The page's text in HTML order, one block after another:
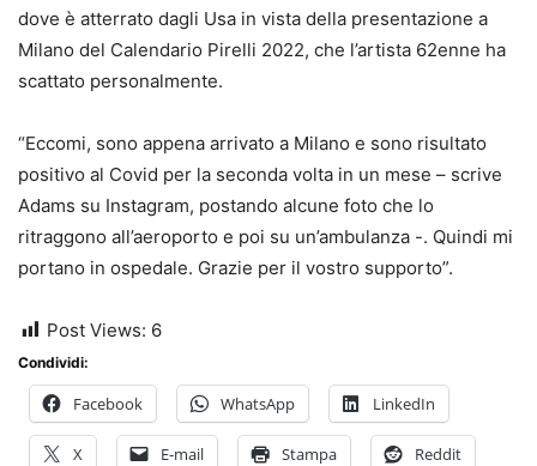
dove è atterrato dagli Usa in vista della presentazione a
Milano del Calendario Pirelli 2022, che l’artista 62enne ha
scattato personalmente.
“Eccomi, sono appena arrivato a Milano e sono risultato
positivo al Covid per la seconda volta in un mese – scrive
Adams su Instagram, postando alcune foto che lo
ritraggono all’aeroporto e poi su un’ambulanza -. Quindi mi
portano in ospedale. Grazie per il vostro supporto”.
Post Views: 6
Condividi:
Facebook WhatsApp LinkedIn
X E-mail Stampa Reddit